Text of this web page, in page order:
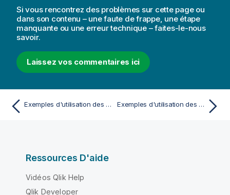
Si vous rencontrez des problèmes sur cette page ou
dans son contenu – une faute de frappe, une étape
manquante ou une erreur technique – faites-le-nous
savoir.
Laissez vos commentaires ici
Exemples d'utilisation des fonctions chi2-test dans le script de chargement Exemples d'utilisation des fonctions z-test
Ressources D'aide
Vidéos Qlik Help
Qlik Developer